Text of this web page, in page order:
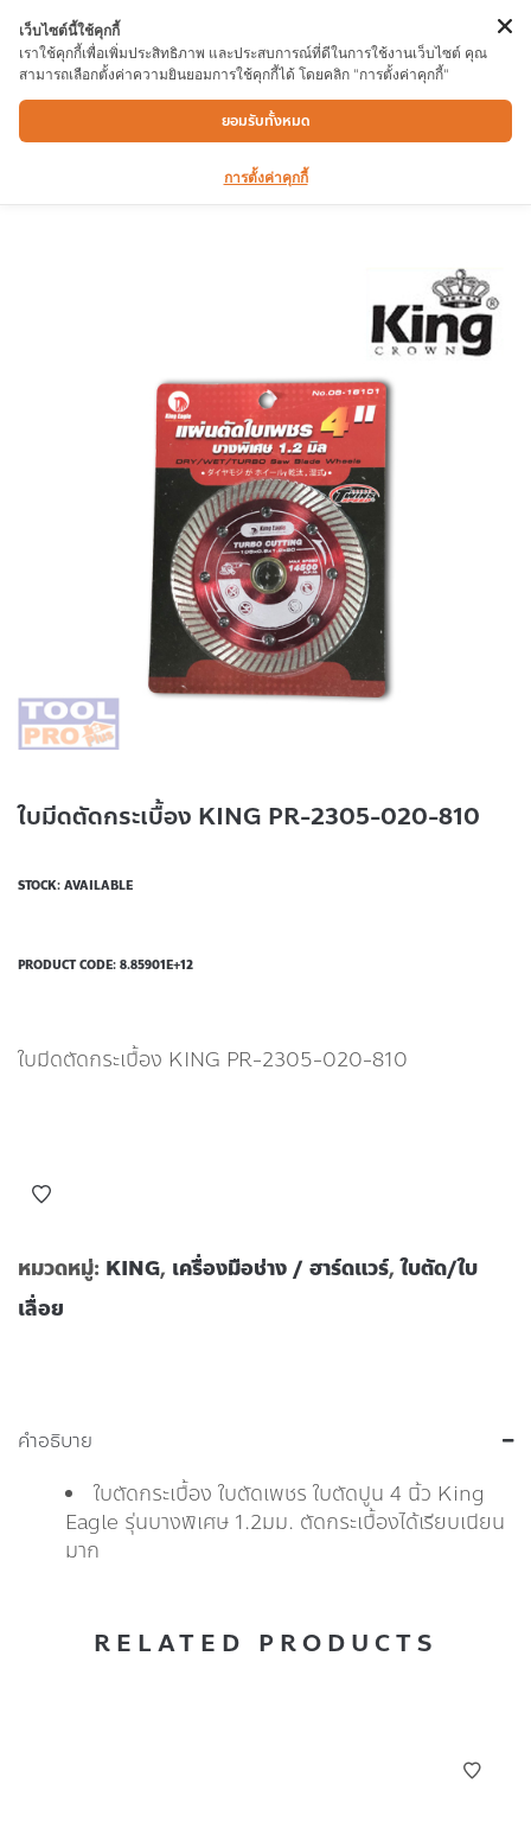
ใบมีดตัดกระเบื้อง KING PR-2305-020-810
ใบมีดตัดกระเบื้อง KING PR-2305-020-810
STOCK: AVAILABLE
PRODUCT CODE: 8.85901E+12
ใบมีดตัดกระเบื้อง KING PR-2305-020-810
หมวดหมู่: KING, เครื่องมือช่าง / ฮาร์ดแวร์,ใบตัด/ใบ
เลื่อย
คำอธิบาย
ใบตัดกระเบื้อง ใบตัดเพชร ใบตัดปูน 4 นิ้ว King
Eagle รุ่นบางพิเศษ 1.2มม. ตัดกระเบื้องได้เรียบเนียน
มาก
RELATED PRODUCTS
เว็บไซต์นี้ใช้คุกกี้
เราใช้คุกกี้เพื่อเพิ่มประสิทธิภาพ และประสบการณ์ที่ดีในการใช้งานเว็บไซต์ คุณ
สามารถเลือกตั้งค่าความยินยอมการใช้คุกกี้ได้ โดยคลิก "การตั้งค่าคุกกี้"
ยอมรับทั้งหมด
การตั้งค่าคุกกี้